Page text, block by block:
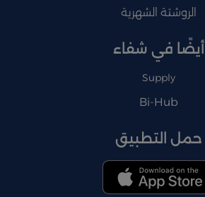
الروشتة الشهرية
أيضًا في شفاء
Supply
Bi-Hub
حمل التطبيق